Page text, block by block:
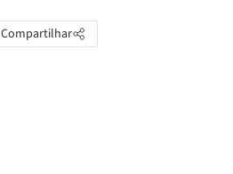
Compartilhar